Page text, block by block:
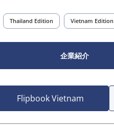
Thailand Edition Vietnam Edition
企業紹介
Flipbook Vietnam